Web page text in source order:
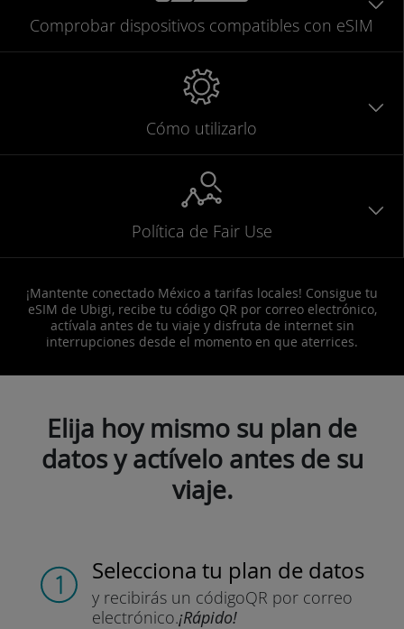
Comprobar dispositivos compatibles con eSIM
Cómo utilizarlo
Política de Fair Use
¡Mantente conectado México a tarifas locales! Consigue tu
eSIM de Ubigi, recibe tu código QR por correo electrónico,
actívala antes de tu viaje y disfruta de internet sin
interrupciones desde el momento en que aterrices.
Elija hoy mismo su plan de
datos y actívelo antes de su
viaje.
Selecciona tu plan de datos
y recibirás un códigoQR por correo
electrónico.¡Rápido!